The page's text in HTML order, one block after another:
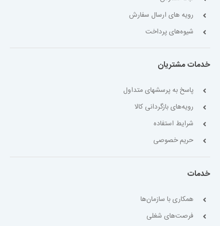
رویه های ارسال سفارش
شیوه‌های پرداخت
خدمات مشتریان
پاسخ به پرسشهای متداول
رویه‌های بازگردانی کالا
شرایط استفاده
حریم خصوصی
خدمات
همکاری با سازمان‌ها
فرصت‌های شغلی